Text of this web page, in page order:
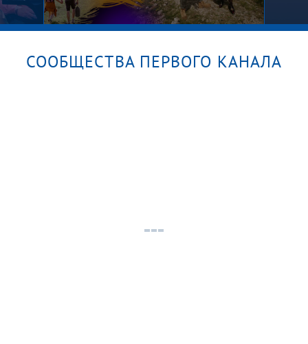
СООБЩЕСТВА ПЕРВОГО КАНАЛА